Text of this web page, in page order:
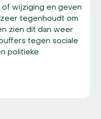
wijziging en geven
tegenhoudt om
zien dit dan weer
tegen sociale
politieke